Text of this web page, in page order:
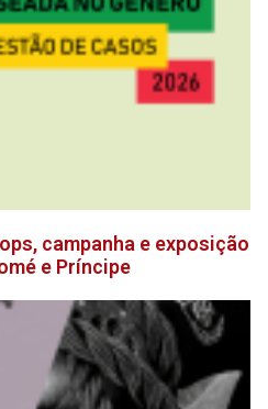
campanha e exposição
e Príncipe